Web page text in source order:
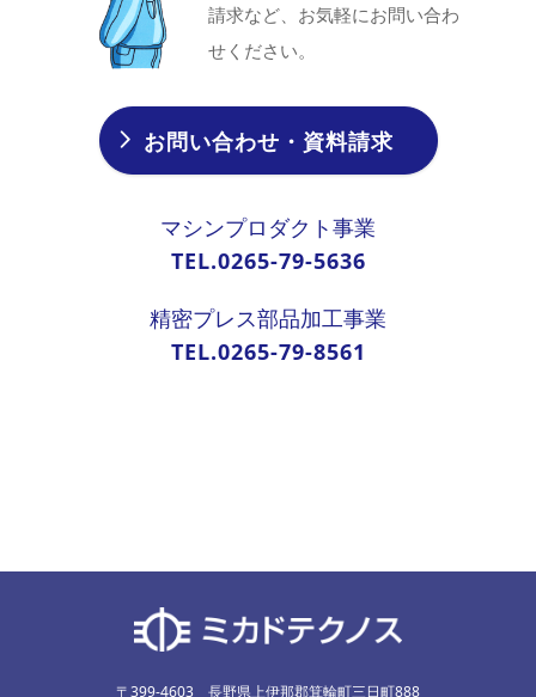
請求など、お気軽にお問い合わ
せください。
お問い合わせ・資料請求
マシンプロダクト事業
TEL.0265-79-5636
精密プレス部品加工事業
TEL.0265-79-8561
〒399-4603 長野県上伊那郡箕輪町三日町888